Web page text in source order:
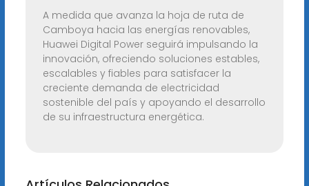
A medida que avanza la hoja de ruta de
Camboya hacia las energías renovables,
Huawei Digital Power seguirá impulsando la
innovación, ofreciendo soluciones estables,
escalables y fiables para satisfacer la
creciente demanda de electricidad
sostenible del país y apoyando el desarrollo
de su infraestructura energética.